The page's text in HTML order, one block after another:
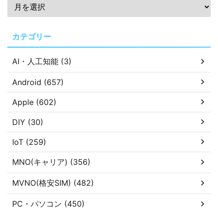
カテゴリー
AI・人工知能 (3)
Android (657)
Apple (602)
DIY (30)
IoT (259)
MNO(キャリア) (356)
MVNO(格安SIM) (482)
PC・パソコン (450)